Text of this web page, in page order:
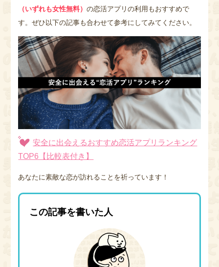
（いずれも女性無料）の恋活アプリの利用もおすすめで
す。ぜひ以下の記事も合わせて参考にしてみてください。
安全に出会えるおすすめ恋活アプリランキング
TOP6【比較表付き】
あなたに素敵な恋が訪れることを祈っています！
この記事を書いた人